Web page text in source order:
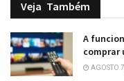
Veja Também
A
comprar
AGOSTO